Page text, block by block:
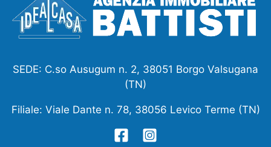
SEDE: C.so Ausugum n. 2, 38051 Borgo Valsugana
(TN)
Filiale: Viale Dante n. 78, 38056 Levico Terme (TN)